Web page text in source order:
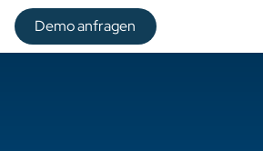
De​​mo anfragen